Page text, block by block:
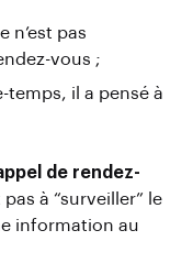
n’est pas
vous ;
temps, il a pensé à
de rendez-
à “surveiller” le
information au